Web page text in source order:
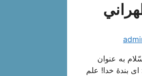
به عنوان
بندۀ خدا! علم